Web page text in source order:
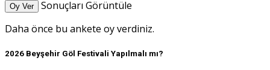
Oy Ver
Sonuçları Görüntüle
Daha önce bu ankete oy verdiniz.
2026 Beyşehir Göl Festivali Yapılmalı mı?